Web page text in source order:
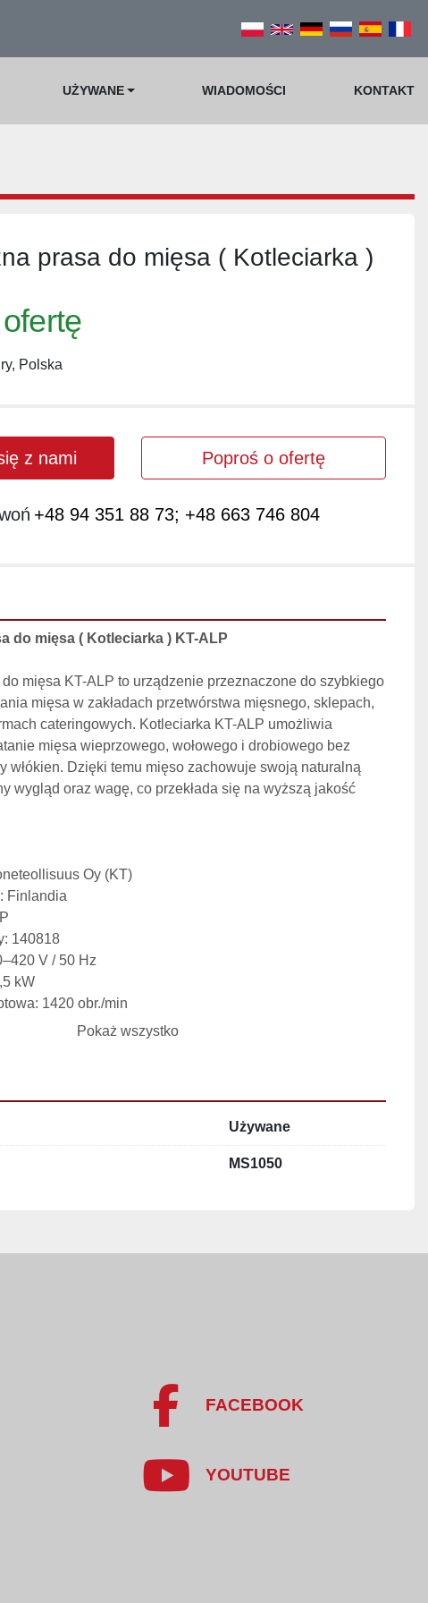
UŻYWANE WIADOMOŚCI KONTAKT
prasa do mięsa ( Kotleciarka )
Polska
z nami Poproś o ofertę
+48 94 351 88 73; +48 663 746 804
do mięsa ( Kotleciarka ) KT-ALP
mięsa KT-ALP to urządzenie przeznaczone do szybkiego
mięsa w zakładach przetwórstwa mięsnego, sklepach,
cateringowych. Kotleciarka KT-ALP umożliwia
mięsa wieprzowego, wołowego i drobiowego bez
włókien. Dzięki temu mięso zachowuje swoją naturalną
wygląd oraz wagę, co przekłada się na wyższą jakość
Oy (KT)
Finlandia
140818
V / 50 Hz
kW
1420 obr./min
przygotowujących duże ilości porcji mięsa.
jest do rozbijania mięsa wieprzowego, wołowego oraz
Pokaż wszystko
Używane
MS1050
FACEBOOK
YOUTUBE